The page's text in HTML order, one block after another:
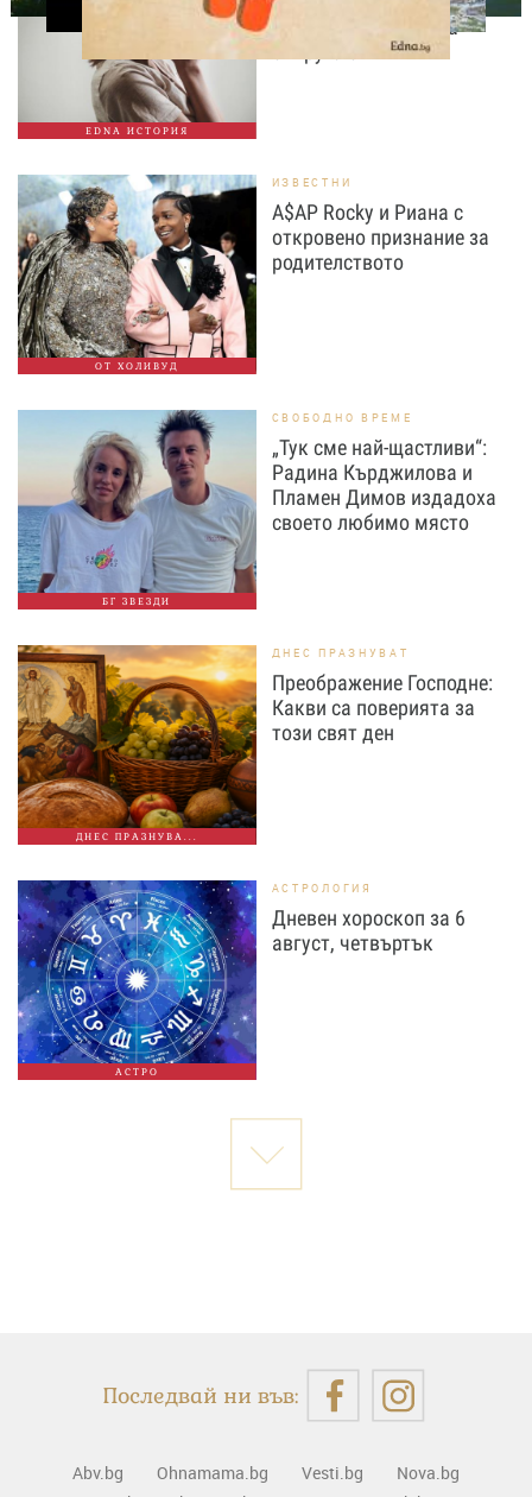
EDNA ИСТОРИЯ
шокираща истина за
ОТ ХОЛИВУД
ИЗВЕСТНИ
A$AP Rocky и Риана с
откровено признание за
родителството
БГ ЗВЕЗДИ
СВОБОДНО ВРЕМЕ
„Тук сме най-щастливи“:
Радина Кърджилова и
Пламен Димов издадоха
своето любимо място
ДНЕС ПРАЗНУВА...
ДНЕС ПРАЗНУВАТ
Преображение Господне:
Какви са поверията за
този свят ден
АСТРО
АСТРОЛОГИЯ
Дневен хороскоп за 6
август, четвъртък
Последвай ни във:
Abv.bg Ohnamama.bg Vesti.bg
Nova.bg